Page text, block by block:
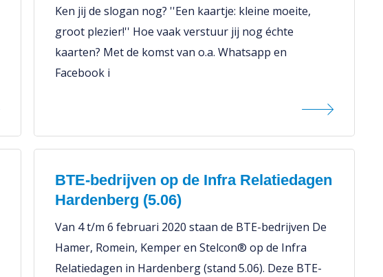
Ken jij de slogan nog? ''Een kaartje: kleine moeite,
groot plezier!'' Hoe vaak verstuur jij nog échte
kaarten? Met de komst van o.a. Whatsapp en
Facebook i
BTE-bedrijven op de Infra Relatiedagen
Hardenberg (5.06)
Van 4 t/m 6 februari 2020 staan de BTE-bedrijven De
Hamer, Romein, Kemper en Stelcon® op de Infra
Relatiedagen in Hardenberg (stand 5.06). Deze BTE-